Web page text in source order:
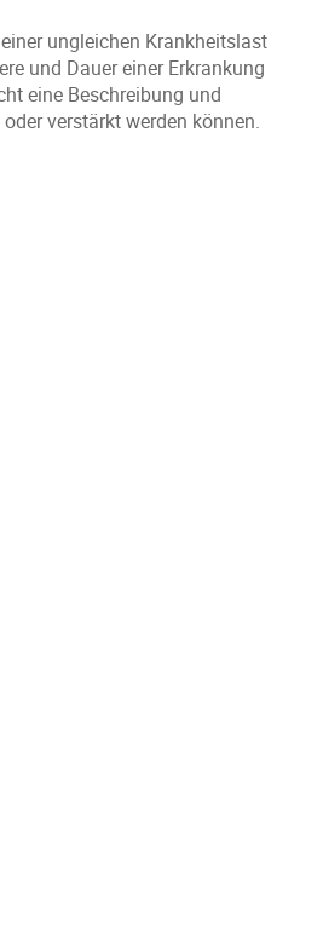
ungleichen Krankheitslast
und Dauer einer Erkrankung
eine Beschreibung und
verstärkt werden können.